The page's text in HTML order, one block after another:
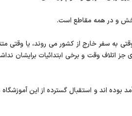
و در همه مقاطع است.
به سفر خارج از کشور می روند، یا وقتی
اتلاف وقت و برخی ابتدائیات برایشان
بوده اند و استقبال گسترده از این